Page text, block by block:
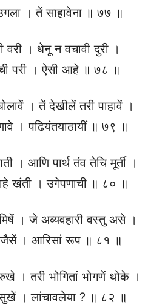
। तें साहावेना ॥ ७७ ॥
वरी । धेनू न वचावी दुरी ।
परी । ऐसी आहे ॥ ७८ ॥
। तें देखीलें तरी पाहावें ।
। पढियंतयाठायीं ॥ ७९ ॥
। आणि पार्थ तंव तेचि मूर्ती ।
खंती । उगेपणाची ॥ ८० ॥
। जे अव्यवहारी वस्तु असे ।
जैसें । आरिसां रूप ॥ ८१ ॥
। तरी भोगितां भोगणें थोके ।
। लांचावलेया ? ॥ ८२ ॥